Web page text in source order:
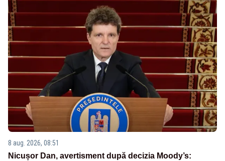
8 aug. 2026, 08:51
Nicușor Dan, avertisment după decizia Moody’s: